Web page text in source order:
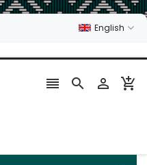
English
   